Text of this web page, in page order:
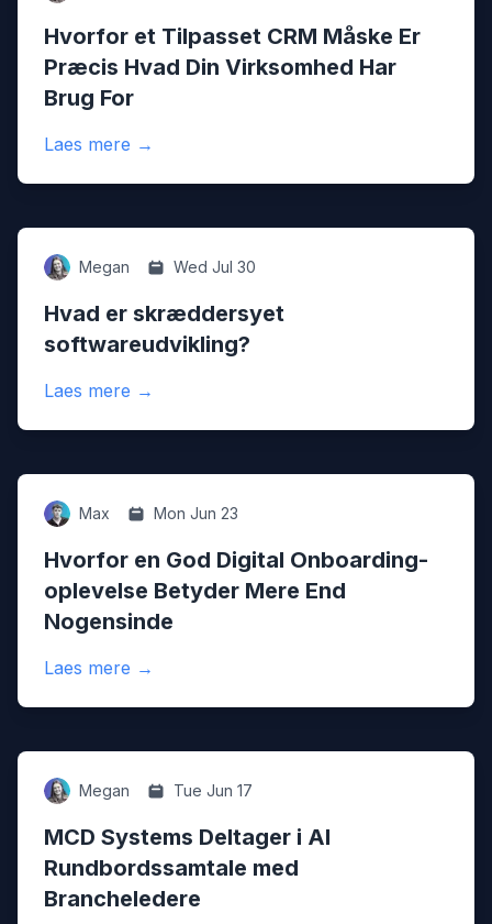
Hvorfor et Tilpasset CRM Måske Er
Præcis Hvad Din Virksomhed Har
Brug For
Laes mere Hvorfor et Tilpasset CRM Måske Er
→
DigitalMegan Wed Jul 30
Hvad er skræddersyet
softwareudvikling?
Laes mere Hvad er skræddersyet softwareudvikling?
→
DigitalMax Mon Jun 23
Hvorfor en God Digital Onboarding-
oplevelse Betyder Mere End
Nogensinde
Laes mere Hvorfor en God Digital Onboarding-
→
Innovation
Megan Tue Jun 17
MCD Systems Deltager i AI
Rundbordssamtale med
Brancheledere